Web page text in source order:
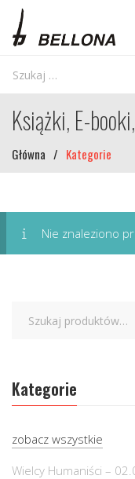
Książki, E-
Główna / Kategorie
Nie znaleziono
Kategorie
zobacz wszystkie
Wielcy Humaniści –